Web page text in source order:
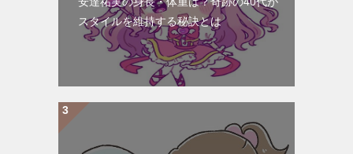
スタイルを維持する秘訣とは